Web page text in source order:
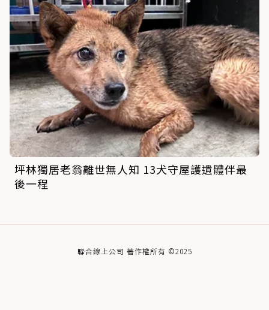
坪林獨居老翁離世無人知 13犬守屋護遺體伴最
後一程
聯合線上公司 著作權所有 ©2025